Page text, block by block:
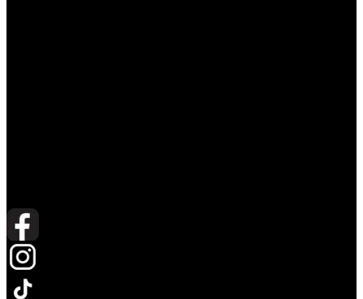
avaneb uuel vahelehel
avaneb uuel vahelehel
avaneb uuel vahelehel